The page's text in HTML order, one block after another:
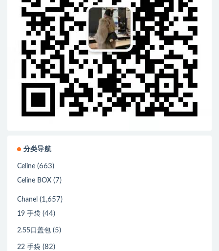
分类导航
Celine (663)
Celine BOX (7)
Chanel (1,657)
19 手袋 (44)
2.55口盖包 (5)
22 手袋 (82)